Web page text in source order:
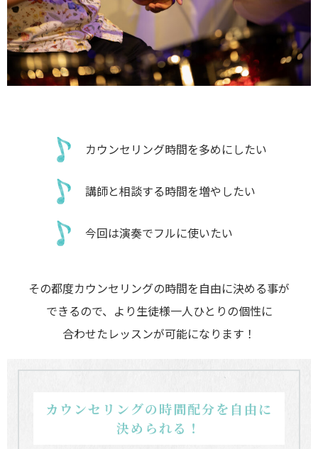
カウンセリング時間を多めにしたい
講師と相談する時間を増やしたい
今回は演奏でフルに使いたい
その都度カウンセリングの時間を自由に決める事が
できるので、より生徒様一人ひとりの個性に
合わせたレッスンが可能になります！
カウンセリングの時間配分を自由に
決められる！